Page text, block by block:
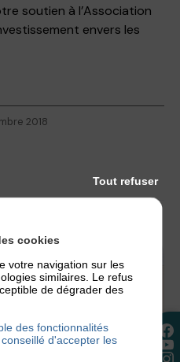
soutien à l’Association
envers les
2018
cookies
votre navigation sur les
similaires. Le refus
de dégrader des
des fonctionnalités
d'accepter les
Tout refuser